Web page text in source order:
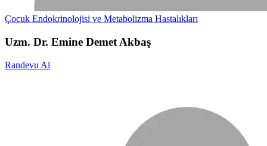
Çocuk Endokrinolojisi ve Metabolizma Hastalıkları
Uzm. Dr. Emine Demet Akbaş
Randevu Al